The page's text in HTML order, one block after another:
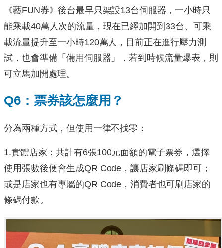
《藝FUN券》後台最早只架設13台伺服器，一小時只
能乘載40萬人次的流量，現在已經加開到33台、可乘
載流量提升至一小時120萬人，目前正在進行壓力測
試，也會準備「備用伺服器」，若到時候流量爆表，則
可立馬加開處理。
Q6：票券該怎麼用？
分為兩種方式，但使用一律不找零：
1.實體店家：共計有6張100元面額的電子票券，選擇
使用張數後便會生成QR Code，讓店家刷條碼即可；
或是店家也有專屬的QR Code，消費者也可刷店家的
條碼付款。